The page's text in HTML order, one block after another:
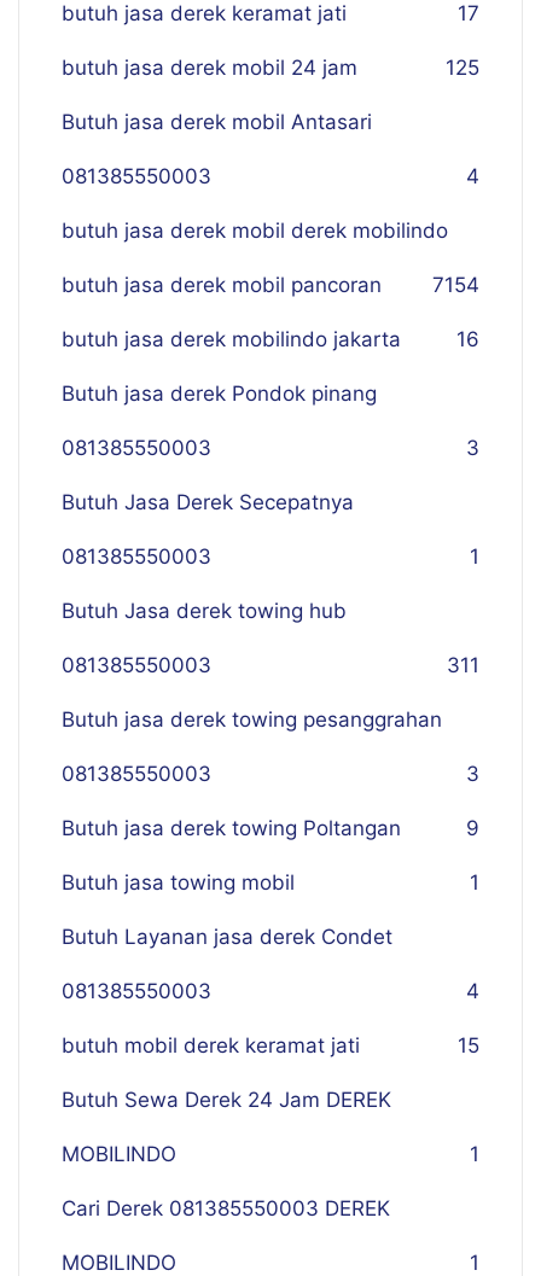
butuh jasa derek keramat jati 17
butuh jasa derek mobil 24 jam 125
Butuh jasa derek mobil Antasari
081385550003 4
butuh jasa derek mobil derek mobilindo
154
butuh jasa derek mobil pancoran 7
butuh jasa derek mobilindo jakarta 16
Butuh jasa derek Pondok pinang
081385550003 3
Butuh Jasa Derek Secepatnya
081385550003 1
Butuh Jasa derek towing hub
081385550003 311
Butuh jasa derek towing pesanggrahan
081385550003 3
Butuh jasa derek towing Poltangan 9
Butuh jasa towing mobil 1
Butuh Layanan jasa derek Condet
081385550003 4
butuh mobil derek keramat jati 15
Butuh Sewa Derek 24 Jam DEREK
MOBILINDO 1
Cari Derek 081385550003 DEREK
MOBILINDO 1